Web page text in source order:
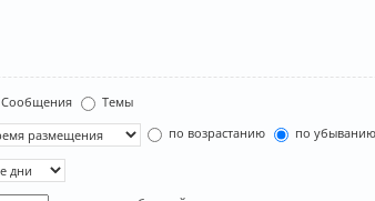
Сообщения
Темы
по возрастанию по убыванию